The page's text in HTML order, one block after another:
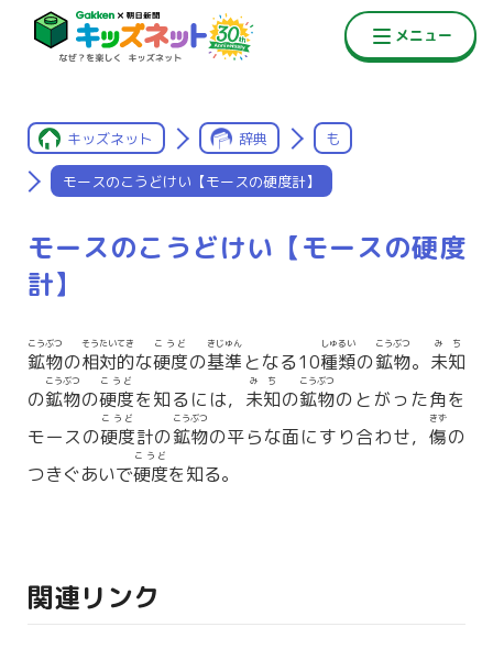
キッズネット 辞典 も
モースのこうどけい【モースの硬度計】
モースのこうどけい【モースの硬度
計】
鉱物
こうぶつ
の相対的
そうたいてき
な硬度
こうど
の基準
きじゅん
となる10種類
しゅるい
の鉱物
こうぶつ
。 未知
みち
の鉱物
こうぶつ
の硬度
こうど
を知るには， 未知
みち
の鉱物
こうぶつ
のとがった角を
モースの硬度
こうど
計の鉱物
こうぶつ
の平らな面にすり合わせ， 傷
きず
の
つきぐあいで硬度
こうど
を知る。
関連リンク